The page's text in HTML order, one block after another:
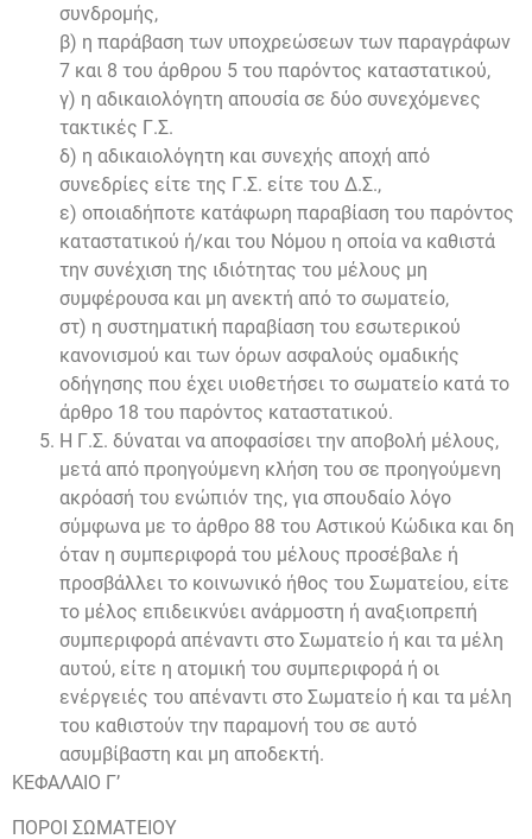
συνδρομής,
β) η παράβαση των υποχρεώσεων των παραγράφων
7 και 8 του άρθρου 5 του παρόντος καταστατικού,
γ) η αδικαιολόγητη απουσία σε δύο συνεχόμενες
τακτικές Γ.Σ.
δ) η αδικαιολόγητη και συνεχής αποχή από
συνεδρίες είτε της Γ.Σ. είτε του Δ.Σ.,
ε) οποιαδήποτε κατάφωρη παραβίαση του παρόντος
καταστατικού ή/και του Νόμου η οποία να καθιστά
την συνέχιση της ιδιότητας του μέλους μη
συμφέρουσα και μη ανεκτή από το σωματείο,
στ) η συστηματική παραβίαση του εσωτερικού
κανονισμού και των όρων ασφαλούς ομαδικής
οδήγησης που έχει υιοθετήσει το σωματείο κατά το
άρθρο 18 του παρόντος καταστατικού.
Η Γ.Σ. δύναται να αποφασίσει την αποβολή μέλους,
μετά από προηγούμενη κλήση του σε προηγούμενη
ακρόασή του ενώπιόν της, για σπουδαίο λόγο
σύμφωνα με το άρθρο 88 του Αστικού Κώδικα και δη
όταν η συμπεριφορά του μέλους προσέβαλε ή
προσβάλλει το κοινωνικό ήθος του Σωματείου, είτε
το μέλος επιδεικνύει ανάρμοστη ή αναξιοπρεπή
συμπεριφορά απέναντι στο Σωματείο ή και τα μέλη
αυτού, είτε η ατομική του συμπεριφορά ή οι
ενέργειές του απέναντι στο Σωματείο ή και τα μέλη
του καθιστούν την παραμονή του σε αυτό
ασυμβίβαστη και μη αποδεκτή.
ΚΕΦΑΛΑΙΟ Γ’
ΠΟΡΟΙ ΣΩΜΑΤΕΙΟΥ